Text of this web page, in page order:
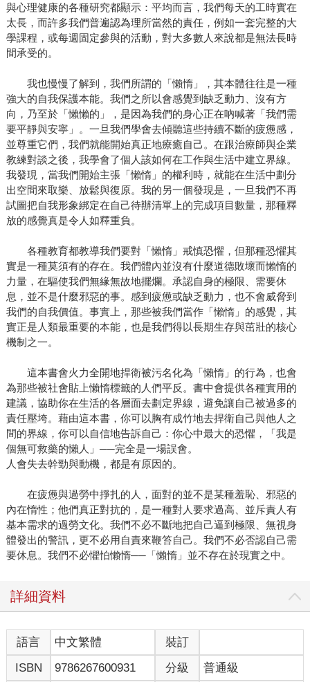
與心理健康的各種研究都顯示：平均而言，我們每天的工時實在
太長，而許多我們普遍認為理所當然的責任，例如一套完整的大
學課程，或每週固定參與的活動，對大多數人來說都是無法長時
間承受的。
我也慢慢了解到，我們所謂的「懶惰」，其本體往往是一種
強大的自我保護本能。我們之所以會感覺到缺乏動力、沒有方
向，乃至於「懶懶的」，是因為我們的身心正在吶喊著「我們需
要平靜與安寧」。一旦我們學會去傾聽這些持續不斷的疲憊感，
並尊重它們，我們就能開始真正地療癒自己。在跟治療師與企業
教練對談之後，我學會了個人該如何在工作與生活中建立界線。
我發現，當我們開始主張「懶惰」的權利時，就能在生活中劃分
出空間來取樂、放鬆與復原。我的另一個發現是，一旦我們不再
試圖把自我形象綁定在自己待辦清單上的完成項目數量，那種釋
放的感覺真是令人如釋重負。
各種教育都教導我們要對「懶惰」戒慎恐懼，但那種恐懼其
實是一種莫須有的存在。我們體內並沒有什麼道德敗壞而懶惰的
力量，在驅使我們無緣無故地擺爛。承認自身的極限、需要休
息，並不是什麼邪惡的事。感到疲憊或缺乏動力，也不會威脅到
我們的自我價值。事實上，那些被我們當作「懶惰」的感覺，其
實正是人類最重要的本能，也是我們得以長期生存與茁壯的核心
機制之一。
這本書會火力全開地捍衛被污名化為「懶惰」的行為，也會
為那些被社會貼上懶惰標籤的人們平反。書中會提供各種實用的
建議，協助你在生活的各層面去劃定界線，避免讓自己被過多的
責任壓垮。藉由這本書，你可以胸有成竹地去捍衛自己與他人之
間的界線，你可以自信地告訴自己：你心中最大的恐懼，「我是
個無可救藥的懶人」──完全是一場誤會。
人會失去幹勁與動機，都是有原因的。
在疲憊與過勞中掙扎的人，面對的並不是某種羞恥、邪惡的
內在惰性；他們真正對抗的，是一種對人要求過高、並斥責人有
基本需求的過勞文化。我們不必不斷地把自己逼到極限、無視身
體發出的警訊，更不必用自責來鞭笞自己。我們不必否認自己需
要休息。我們不必懼怕懶惰──「懶惰」並不存在於現實之中。
詳細資料
語言 中文繁體
裝訂
ISBN
9786267600931 分級 普通級